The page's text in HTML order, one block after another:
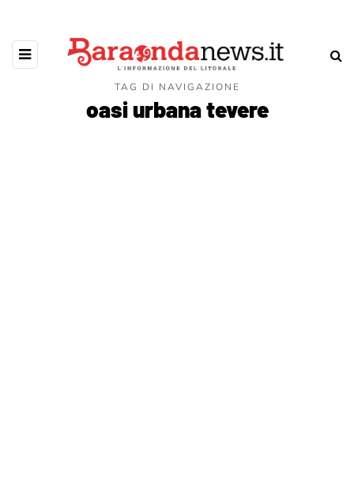
TAG DI NAVIGAZIONE
oasi urbana tevere